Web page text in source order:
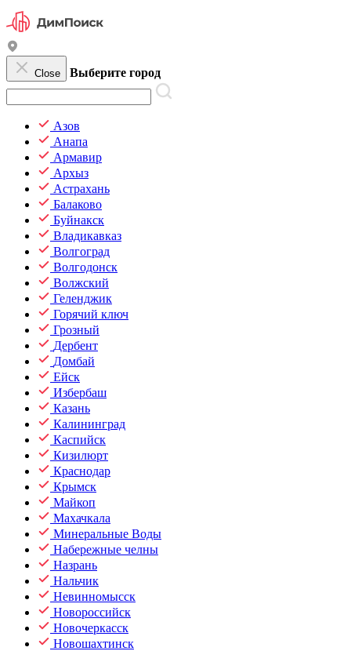
Close Выберите город
Азов
Анапа
Армавир
Архыз
Астрахань
Балаково
Буйнакск
Владикавказ
Волгоград
Волгодонск
Волжский
Геленджик
Горячий ключ
Грозный
Дербент
Домбай
Ейск
Избербаш
Казань
Калининград
Каспийск
Кизилюрт
Краснодар
Крымск
Майкоп
Махачкала
Минеральные Воды
Набережные челны
Назрань
Нальчик
Невинномысск
Новороссийск
Новочеркасск
Новошахтинск